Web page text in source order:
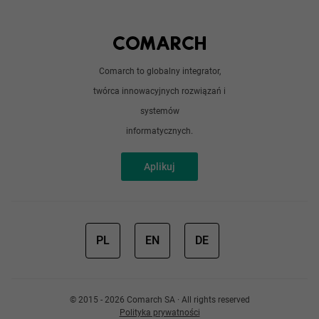
Comarch to globalny integrator,
twórca innowacyjnych rozwiązań i
systemów
informatycznych.
Aplikuj
Doświadczeni programiści
PL EN DE
© 2015 - 2026 Comarch SA · All rights reserved
Polityka prywatności